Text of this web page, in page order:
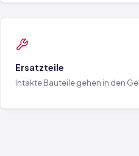
Ersatzteile
Intakte Bauteile gehen in den